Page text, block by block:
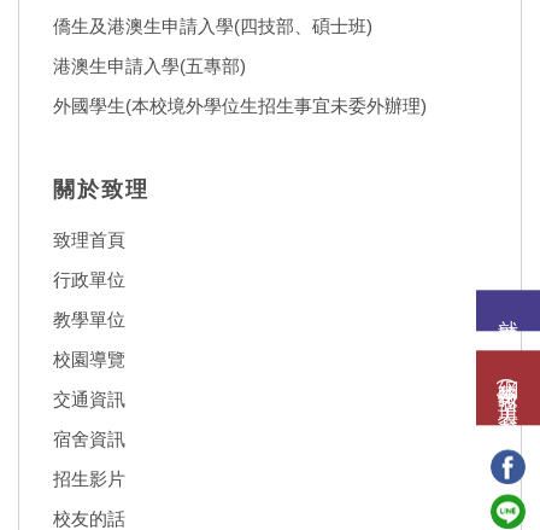
網路報名(填表)系統
僑生及港澳生申請入學(四技部、碩士班)
港澳生申請入學(五專部)
外國學生(本校境外學位生招生事宜未委外辦理)
關於致理
致理首頁
行政單位
教學單位
校園導覽
交通資訊
宿舍資訊
招生影片
校友的話